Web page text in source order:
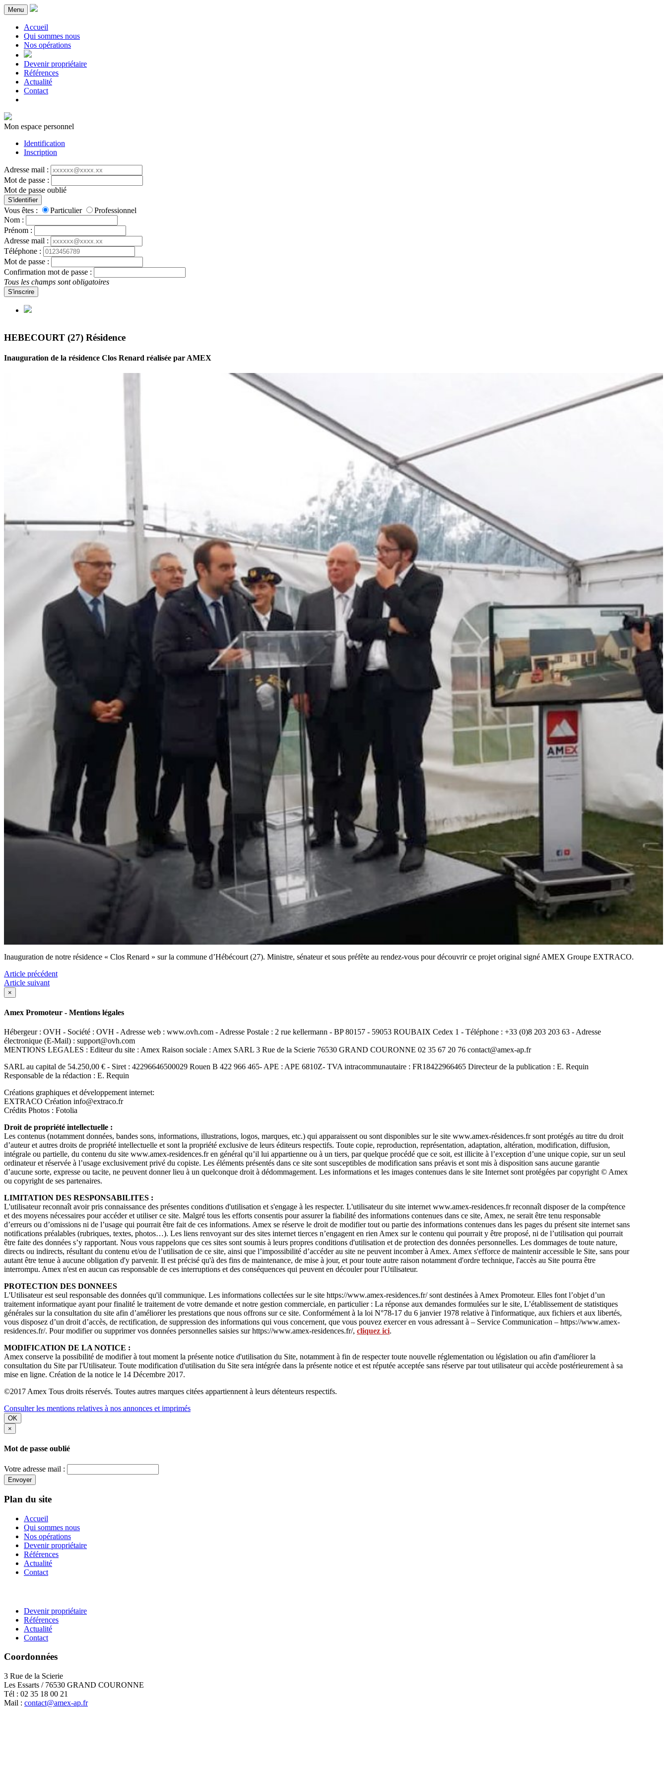
Menu
Accueil
Qui sommes nous
Nos opérations
Devenir propriétaire
Références
Actualité
Contact
Mon espace personnel
Identification
Inscription
Adresse mail :
Mot de passe :
Mot de passe oublié
S'identifier
Vous êtes : Particulier
Professionnel
Nom :
Prénom :
Adresse mail :
Téléphone :
Mot de passe :
Confirmation mot de passe :
Tous les champs sont obligatoires
S'inscrire
HEBECOURT (27) Résidence
Inauguration de la résidence Clos Renard réalisée par AMEX
Inauguration de notre résidence « Clos Renard » sur la commune d’Hébécourt (27). Ministre, sénateur et sous préfète au rendez-vous pour découvrir ce projet original signé AMEX Groupe EXTRACO.
Article précédent
Article suivant
×
Amex Promoteur - Mentions légales
Hébergeur : OVH - Société : OVH - Adresse web : www.ovh.com - Adresse Postale : 2 rue kellermann - BP 80157 - 59053 ROUBAIX Cedex 1 - Téléphone : +33 (0)8 203 203 63 - Adresse
électronique (E-Mail) : support@ovh.com
MENTIONS LEGALES : Editeur du site : Amex Raison sociale : Amex SARL 3 Rue de la Scierie 76530 GRAND COURONNE 02 35 67 20 76 contact@amex-ap.fr
SARL au capital de 54.250,00 € - Siret : 42296646500029 Rouen B 422 966 465- APE : APE 6810Z- TVA intracommunautaire : FR18422966465 Directeur de la publication : E. Requin
Responsable de la rédaction : E. Requin
Créations graphiques et développement internet:
EXTRACO Création info@extraco.fr
Crédits Photos : Fotolia
Droit de propriété intellectuelle :
Les contenus (notamment données, bandes sons, informations, illustrations, logos, marques, etc.) qui apparaissent ou sont disponibles sur le site www.amex-résidences.fr sont protégés au titre du droit
d’auteur et autres droits de propriété intellectuelle et sont la propriété exclusive de leurs éditeurs respectifs. Toute copie, reproduction, représentation, adaptation, altération, modification, diffusion,
intégrale ou partielle, du contenu du site www.amex-residences.fr en général qu’il lui appartienne ou à un tiers, par quelque procédé que ce soit, est illicite à l’exception d’une unique copie, sur un seul
ordinateur et réservée à l’usage exclusivement privé du copiste. Les éléments présentés dans ce site sont susceptibles de modification sans préavis et sont mis à disposition sans aucune garantie
d’aucune sorte, expresse ou tacite, ne peuvent donner lieu à un quelconque droit à dédommagement. Les informations et les images contenues dans le site Internet sont protégées par copyright © Amex
ou copyright de ses partenaires.
LIMITATION DES RESPONSABILITES :
L'utilisateur reconnaît avoir pris connaissance des présentes conditions d'utilisation et s'engage à les respecter. L'utilisateur du site internet www.amex-residences.fr reconnaît disposer de la compétence
et des moyens nécessaires pour accéder et utiliser ce site. Malgré tous les efforts consentis pour assurer la fiabilité des informations contenues dans ce site, Amex, ne serait être tenu responsable
d’erreurs ou d’omissions ni de l’usage qui pourrait être fait de ces informations. Amex se réserve le droit de modifier tout ou partie des informations contenues dans les pages du présent site internet sans
notifications préalables (rubriques, textes, photos…). Les liens renvoyant sur des sites internet tierces n’engagent en rien Amex sur le contenu qui pourrait y être proposé, ni de l’utilisation qui pourrait
être faite des données s’y rapportant. Nous vous rappelons que ces sites sont soumis à leurs propres conditions d'utilisation et de protection des données personnelles. Les dommages de toute nature,
directs ou indirects, résultant du contenu et/ou de l’utilisation de ce site, ainsi que l’impossibilité d’accéder au site ne peuvent incomber à Amex. Amex s'efforce de maintenir accessible le Site, sans pour
autant être tenue à aucune obligation d'y parvenir. Il est précisé qu'à des fins de maintenance, de mise à jour, et pour toute autre raison notamment d'ordre technique, l'accès au Site pourra être
interrompu. Amex n'est en aucun cas responsable de ces interruptions et des conséquences qui peuvent en découler pour l'Utilisateur.
PROTECTION DES DONNEES
L'Utilisateur est seul responsable des données qu'il communique. Les informations collectées sur le site https://www.amex-residences.fr/ sont destinées à Amex Promoteur. Elles font l’objet d’un
traitement informatique ayant pour finalité le traitement de votre demande et notre gestion commerciale, en particulier : La réponse aux demandes formulées sur le site, L’établissement de statistiques
générales sur la consultation du site afin d’améliorer les prestations que nous offrons sur ce site. Conformément à la loi N°78-17 du 6 janvier 1978 relative à l'informatique, aux fichiers et aux libertés,
vous disposez d’un droit d’accès, de rectification, de suppression des informations qui vous concernent, que vous pouvez exercer en vous adressant à – Service Communication – https://www.amex-
residences.fr/. Pour modifier ou supprimer vos données personnelles saisies sur https://www.amex-residences.fr/, cliquez ici.
MODIFICATION DE LA NOTICE :
Amex conserve la possibilité de modifier à tout moment la présente notice d'utilisation du Site, notamment à fin de respecter toute nouvelle réglementation ou législation ou afin d'améliorer la
consultation du Site par l'Utilisateur. Toute modification d'utilisation du Site sera intégrée dans la présente notice et est réputée acceptée sans réserve par tout utilisateur qui accède postérieurement à sa
mise en ligne. Création de la notice le 14 Décembre 2017.
©2017 Amex Tous droits réservés. Toutes autres marques citées appartiennent à leurs détenteurs respectifs.
Consulter les mentions relatives à nos annonces et imprimés
OK
×
Mot de passe oublié
Votre adresse mail :
Envoyer
Plan du site
Accueil
Qui sommes nous
Nos opérations
Devenir propriétaire
Références
Actualité
Contact
Devenir propriétaire
Références
Actualité
Contact
Coordonnées
3 Rue de la Scierie
Les Essarts / 76530 GRAND COURONNE
Tél : 02 35 18 00 21
Mail : contact@amex-ap.fr